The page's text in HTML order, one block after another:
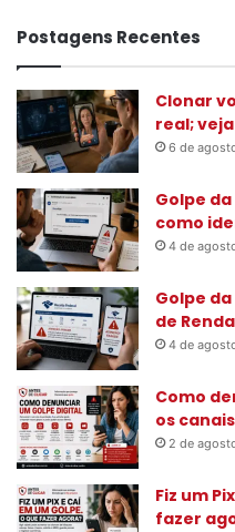
Postagens Recentes
Clonar
real;
6 de
Golpe
como
4 de
Golpe
de
4 de
Como
os
2 de
Fiz um
fazer